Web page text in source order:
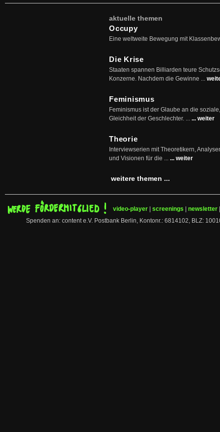
aktuelle themen
Occupy
Eine weltweite Bewegung mit
Die Krise
Staaten spannen Billiarden teure
Konzerne. Nachdem die Gewinne ...
Feminismus
Feminismus ist der Glaube an die
Gleichheit der Geschlechter. ... ... weiter
Theorie
Interviewserien mit Theoretikern,
und Visionen für die ... ... weiter
weitere themen ...
video-player screenings newsletter
Spenden an: content e.V. Postbank Berlin, Kontonr.: 6814102, BLZ: